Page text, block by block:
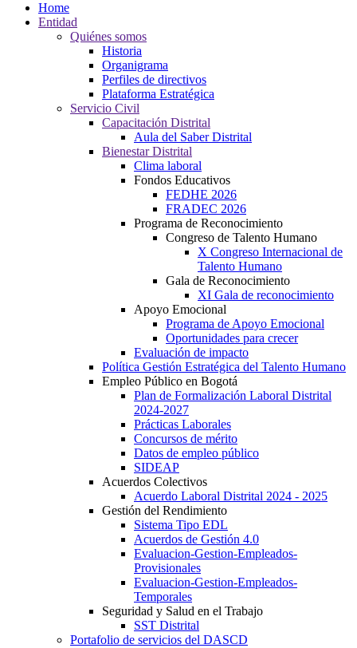
Home
Entidad
Quiénes somos
Historia
Organigrama
Perfiles de directivos
Plataforma Estratégica
Servicio Civil
Capacitación Distrital
Aula del Saber Distrital
Bienestar Distrital
Clima laboral
Fondos Educativos
FEDHE 2026
FRADEC 2026
Programa de Reconocimiento
Congreso de Talento Humano
X Congreso Internacional de
Talento Humano
Gala de Reconocimiento
XI Gala de reconocimiento
Apoyo Emocional
Programa de Apoyo Emocional
Oportunidades para crecer
Evaluación de impacto
Política Gestión Estratégica del Talento Humano
Empleo Público en Bogotá
Plan de Formalización Laboral Distrital
2024-2027
Prácticas Laborales
Concursos de mérito
Datos de empleo público
SIDEAP
Acuerdos Colectivos
Acuerdo Laboral Distrital 2024 - 2025
Gestión del Rendimiento
Sistema Tipo EDL
Acuerdos de Gestión 4.0
Evaluacion-Gestion-Empleados-
Provisionales
Evaluacion-Gestion-Empleados-
Temporales
Seguridad y Salud en el Trabajo
SST Distrital
Portafolio de servicios del DASCD